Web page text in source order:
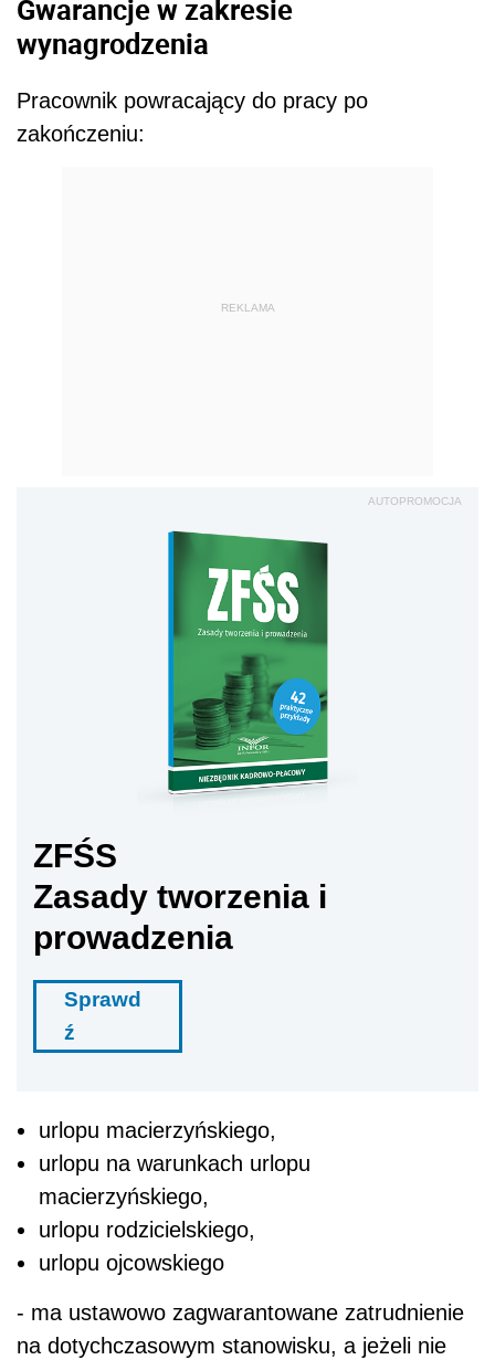
Gwarancje w zakresie
wynagrodzenia
Pracownik powracający do pracy po
zakończeniu:
REKLAMA
AUTOPROMOCJA
ZFŚS
Zasady tworzenia i
prowadzenia
Sprawd
ź
urlopu macierzyńskiego,
urlopu na warunkach urlopu
macierzyńskiego,
urlopu rodzicielskiego,
urlopu ojcowskiego
- ma ustawowo zagwarantowane zatrudnienie
na dotychczasowym stanowisku, a jeżeli nie